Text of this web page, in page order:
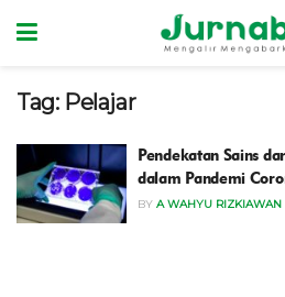
Tag: Pelajar
Pendekatan Sains
dalam Pandemi
BY A WAHYU RIZKIAWAN